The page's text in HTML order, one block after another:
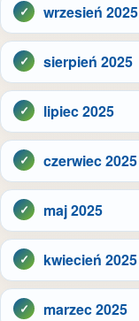
wrzesień 2025
sierpień 2025
lipiec 2025
czerwiec 2025
maj 2025
kwiecień 2025
marzec 2025